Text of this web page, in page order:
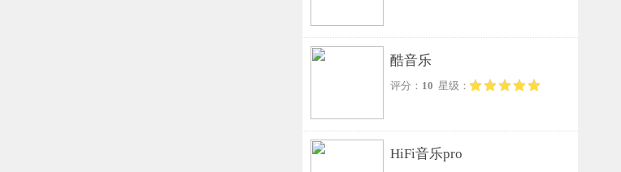
酷音乐
评分： 10 星级：
HiFi音乐pro